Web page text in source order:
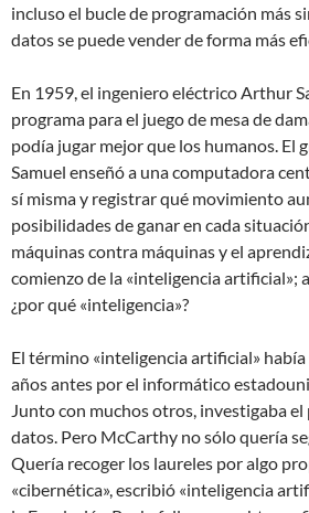
incluso el bucle de programación más
datos se puede vender de forma más
En 1959, el ingeniero eléctrico Arthur
programa para el juego de mesa de
podía jugar mejor que los humanos. El
Samuel enseñó a una computadora
sí misma y registrar qué movimiento
posibilidades de ganar en cada
máquinas contra máquinas y el
comienzo de la «inteligencia artificial»;
¿por qué «inteligencia»?
El término «inteligencia artificial»
años antes por el informático
Junto con muchos otros, investigaba
datos. Pero McCarthy no sólo quería
Quería recoger los laureles por algo
«cibernética», escribió «inteligencia